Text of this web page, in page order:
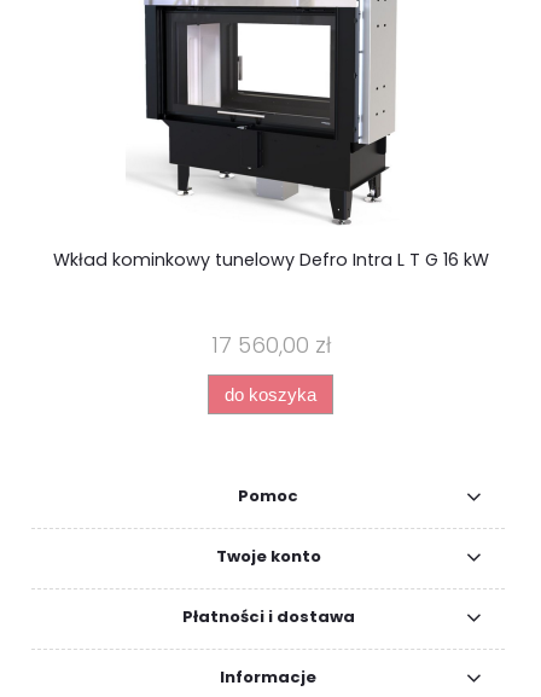
Wkład kominkowy tunelowy Defro Intra L T G 16 kW
17 560,00 zł
do koszyka
Pomoc
Twoje konto
Płatności i dostawa
Informacje